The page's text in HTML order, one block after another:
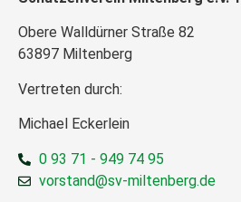
Obere Walldürner Straße 82
63897 Miltenberg
Vertreten durch:
Michael Eckerlein
0 93 71 - 949 74 95
vorstand@sv-miltenberg.de